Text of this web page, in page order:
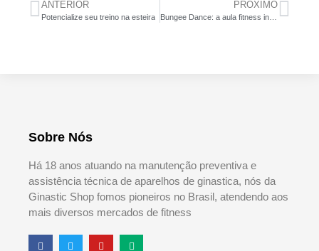
ANTERIOR
Potencialize seu treino na esteira
PRÓXIMO
Bungee Dance: a aula fitness inspirada no esporte radical
Sobre Nós
Há 18 anos atuando na manutenção preventiva e
assistência técnica de aparelhos de ginastica, nós da
Ginastic Shop fomos pioneiros no Brasil, atendendo aos
mais diversos mercados de fitness